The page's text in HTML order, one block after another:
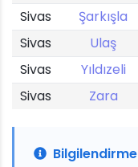
Sivas
Şarkışla
Sivas
Ulaş
Sivas
Yıldızeli
Sivas
Zara
Bilgilendirme